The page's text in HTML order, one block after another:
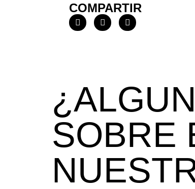
COMPARTIR
SOBRE